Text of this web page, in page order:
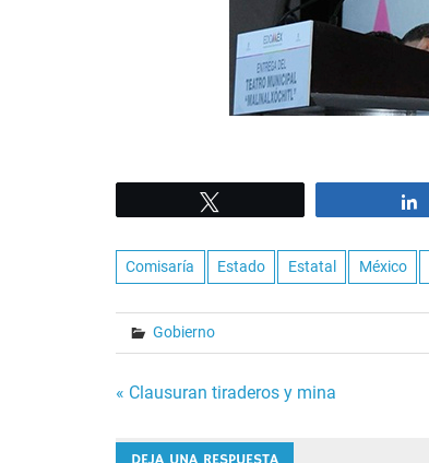
Comisaría Estado Estatal México
Gobierno
Navegación
de
« Clausuran tiraderos y mina